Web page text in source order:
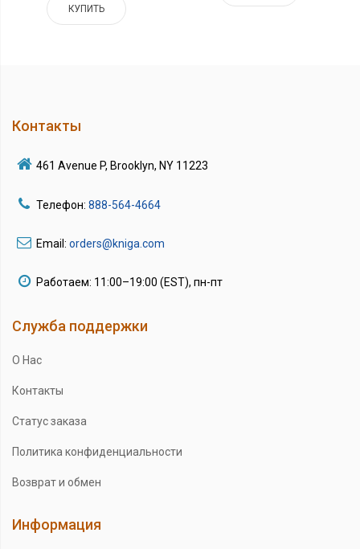
КУПИТЬ
Контакты
461 Avenue P, Brooklyn, NY 11223
Телефон: 888-564-4664
Email: orders@kniga.com
Работаем: 11:00–19:00 (EST), пн-пт
Служба поддержки
О Нас
Контакты
Статус заказа
Политика конфиденциальности
Возврат и обмен
Информация